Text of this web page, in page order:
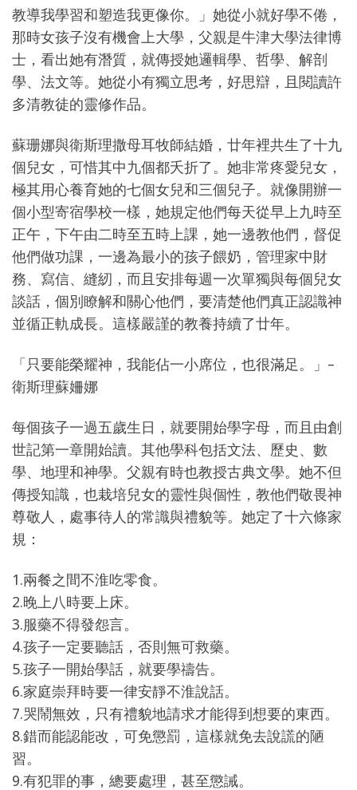
教導我學習和塑造我更像你。」她從小就好學不倦，
那時女孩子沒有機會上大學，父親是牛津大學法律博
士，看出她有潛質，就傳授她邏輯學、哲學、解剖
學、法文等。她從小有獨立思考，好思辯，且閱讀許
多清教徒的靈修作品。
蘇珊娜與衛斯理撒母耳牧師結婚，廿年裡共生了十九
個兒女，可惜其中九個都夭折了。她非常疼愛兒女，
極其用心養育她的七個女兒和三個兒子。就像開辦一
個小型寄宿學校一樣，她規定他們每天從早上九時至
正午，下午由二時至五時上課，她一邊教他們，督促
他們做功課，一邊為最小的孩子餵奶，管理家中財
務、寫信、縫紉，而且安排每週一次單獨與每個兒女
談話，個別瞭解和關心他們，要清楚他們真正認識神
並循正軌成長。這樣嚴謹的教養持續了廿年。
「只要能榮耀神，我能佔一小席位，也很滿足。」–
衛斯理蘇姍娜
每個孩子一過五歲生日，就要開始學字母，而且由創
世記第一章開始讀。其他學科包括文法、歷史、數
學、地理和神學。父親有時也教授古典文學。她不但
傳授知識，也栽培兒女的靈性與個性，教他們敬畏神
尊敬人，處事待人的常識與禮貌等。她定了十六條家
規：
1.兩餐之間不淮吃零食。
2.晚上八時要上床。
3.服藥不得發怨言。
4.孩子一定要聽話，否則無可救藥。
5.孩子一開始學話，就要學禱告。
6.家庭崇拜時要一律安靜不淮說話。
7.哭鬧無效，只有禮貌地請求才能得到想要的東西。
8.錯而能認能改，可免懲罰，這樣就免去說謊的陋
習。
9.有犯罪的事，總要處理，甚至懲誡。